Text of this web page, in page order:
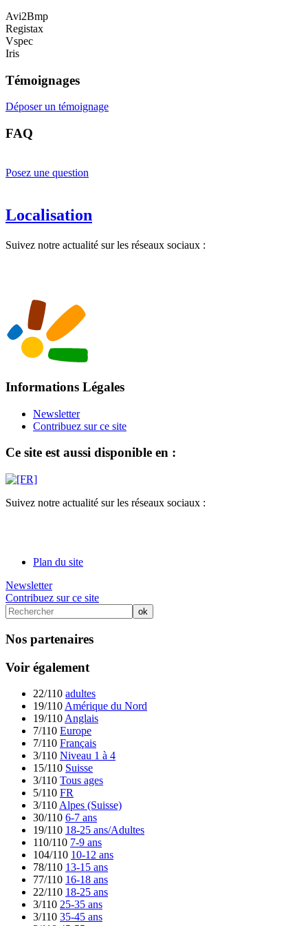
Avi2Bmp
Registax
Vspec
Iris
Témoignages
Déposer un témoignage
FAQ
Posez une question
Localisation
Suivez notre actualité sur les réseaux sociaux :
Informations Légales
Newsletter
Contribuez sur ce site
Ce site est aussi disponible en :
Suivez notre actualité sur les réseaux sociaux :
Plan du site
Newsletter
Contribuez sur ce site
Nos partenaires
Voir également
22/110 adultes
19/110 Amérique du Nord
19/110 Anglais
7/110 Europe
7/110 Français
3/110 Niveau 1 à 4
15/110 Suisse
3/110 Tous ages
5/110 FR
3/110 Alpes (Suisse)
30/110 6-7 ans
19/110 18-25 ans/Adultes
110/110 7-9 ans
104/110 10-12 ans
78/110 13-15 ans
77/110 16-18 ans
22/110 18-25 ans
3/110 25-35 ans
3/110 35-45 ans